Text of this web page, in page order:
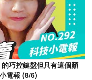
巧控鍵盤但只有這個顏
電報 (8/6)